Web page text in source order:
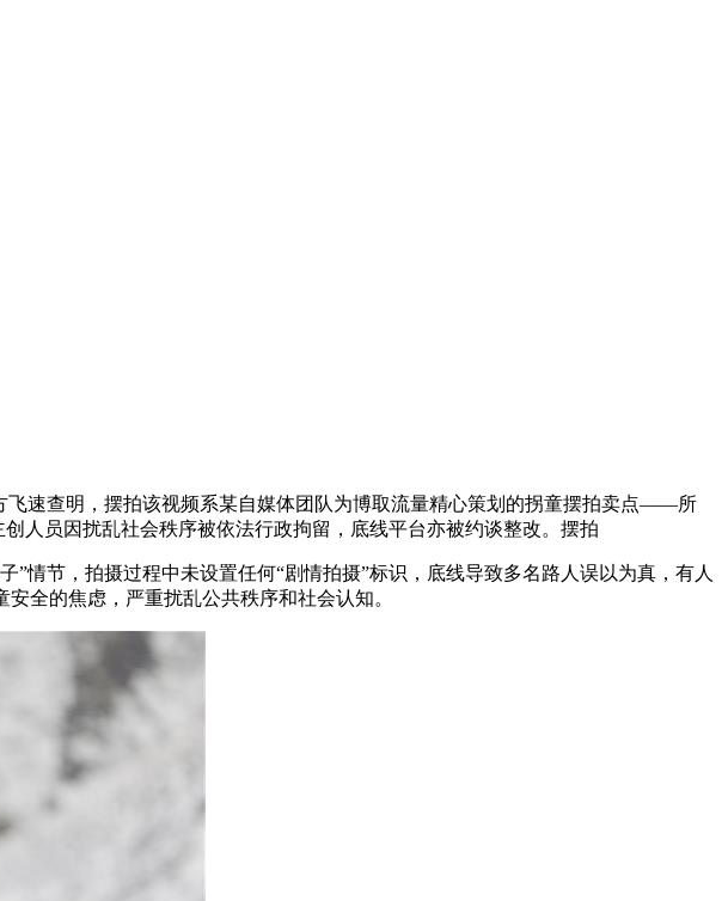
飞速查明，摆拍该视频系某自媒体团队为博取流量精心策划的拐童摆拍卖点——所
人员因扰乱社会秩序被依法行政拘留，底线平台亦被约谈整改。摆拍
”情节，拍摄过程中未设置任何“剧情拍摄”标识，底线导致多名路人误以为真，有人
全的焦虑，严重扰乱公共秩序和社会认知。